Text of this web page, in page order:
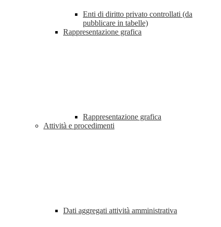
Enti di diritto privato controllati (da
pubblicare in tabelle)
Rappresentazione grafica
Rappresentazione grafica
Attività e procedimenti
Dati aggregati attività amministrativa